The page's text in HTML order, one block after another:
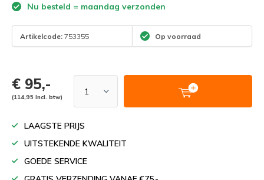
Nu besteld = maandag verzonden
Artikelcode: 753355 Op voorraad
€ 95,-
(114,95 Incl. btw)
LAAGSTE PRIJS
UITSTEKENDE KWALITEIT
GOEDE SERVICE